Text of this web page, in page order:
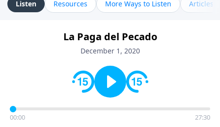
Listen Resources More Ways to Listen Articles
La Paga del Pecado
December 1, 2020
00:00 27:30